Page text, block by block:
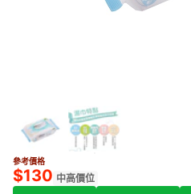
參考價格
$130 中高價位